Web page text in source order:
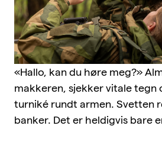
«Hallo, kan du høre meg?»
makkeren, sjekker vitale tegn
turniké rundt armen. Svetten
banker. Det er heldigvis bare